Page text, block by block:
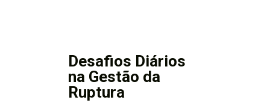
Desafios Diários
na Gestão da
Ruptura